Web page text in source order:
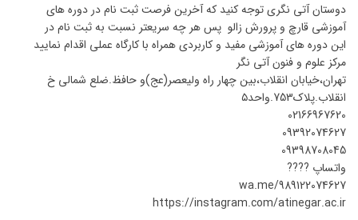
دوستان آتی نگری توجه کنید که آخرین فرصت ثبت نام در دوره های
آموزشی قارچ و پرورش زالو پس هر چه سریعتر نسبت به ثبت نام در
این دوره های آموزشی مفید و کاربردی همراه با کارگاه عملی اقدام نمایید
مرکز علوم و فنون آتی نگر
تهران،خیابان انقلاب،بین چهار راه ولیعصر(عج)و حافظ.ضلع شمالی خ
انقلاب.پلاک753.واحد۵
02166967620
09392074627
09398708045
واتساپ ????
wa.me/989122074627
https://instagram.com/atinegar.ac.ir